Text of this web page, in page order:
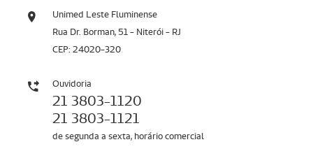
Unimed Leste Fluminense
Rua Dr. Borman, 51 - Niterói - RJ
CEP: 24020-320
Ouvidoria
21 3803-1120
21 3803-1121
de segunda a sexta, horário comercial